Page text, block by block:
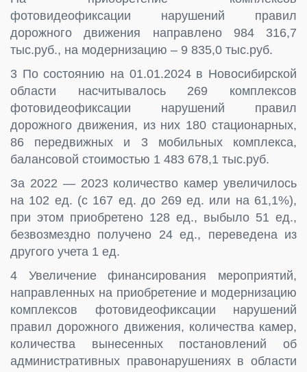
фотовидеофиксации нарушений правил
дорожного движения направлено 984 316,7
тыс.руб., на модернизацию – 9 835,0 тыс.руб.
3 По состоянию на 01.01.2024 в Новосибирской
области насчитывалось 269 комплексов
фотовидеофиксации нарушений правил
дорожного движения, из них 180 стационарных,
86 передвижных и 3 мобильных комплекса,
балансовой стоимостью 1 483 678,1 тыс.руб.
За 2022 — 2023 количество камер увеличилось
на 102 ед. (с 167 ед. до 269 ед. или на 61,1%),
при этом приобретено 128 ед., выбыло 51 ед.,
безвозмездно получено 24 ед., переведена из
другого учета 1 ед.
4 Увеличение финансирования мероприятий,
направленных на приобретение и модернизацию
комплексов фотовидеофиксации нарушений
правил дорожного движения, количества камер,
количества вынесенных постановлений об
административных правонарушениях в области